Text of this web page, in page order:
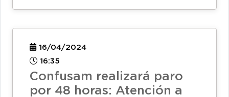
16/04/2024
16:35
Confusam realizará paro
por 48 horas: Atención a